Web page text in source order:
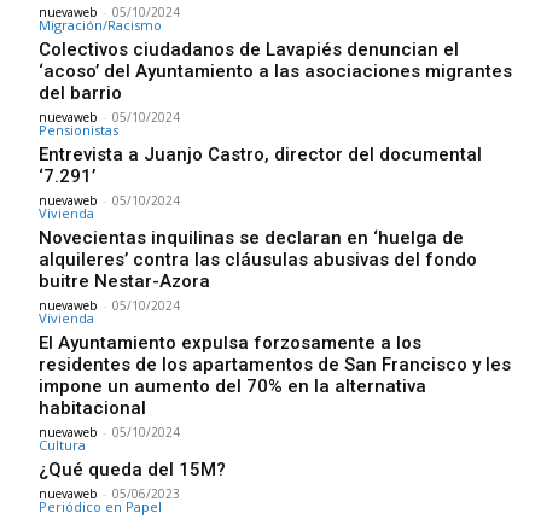
nuevaweb - 05/10/2024
Migración/Racismo
Colectivos ciudadanos de Lavapiés denuncian el
‘acoso’ del Ayuntamiento a las asociaciones migrantes
del barrio
nuevaweb - 05/10/2024
Pensionistas
Entrevista a Juanjo Castro, director del documental
‘7.291’
nuevaweb - 05/10/2024
Vivienda
Novecientas inquilinas se declaran en ‘huelga de
alquileres’ contra las cláusulas abusivas del fondo
buitre Nestar-Azora
nuevaweb - 05/10/2024
Vivienda
El Ayuntamiento expulsa forzosamente a los
residentes de los apartamentos de San Francisco y les
impone un aumento del 70% en la alternativa
habitacional
nuevaweb - 05/10/2024
Cultura
¿Qué queda del 15M?
nuevaweb - 05/06/2023
Periódico en Papel